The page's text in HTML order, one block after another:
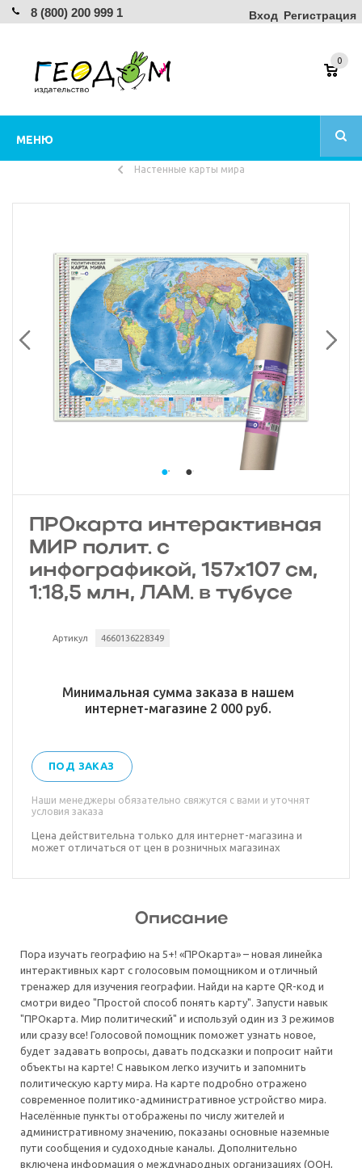
8 (800) 200 999 1 Вход Регистрация
МЕНЮ
0
Настенные карты мира
ПРОкарта интерактивная
МИР полит. с
инфографикой, 157х107 см,
1:18,5 млн, ЛАМ. в тубусе
Артикул 4660136228349
Минимальная сумма заказа в нашем
интернет-магазине 2 000 руб.
ПОД ЗАКАЗ
Наши менеджеры обязательно свяжутся с вами и уточнят
условия заказа
Цена действительна только для интернет-магазина и
может отличаться от цен в розничных магазинах
Описание
Пора изучать географию на 5+! «ПРОкарта» – новая линейка
интерактивных карт с голосовым помощником и отличный
тренажер для изучения географии. Найди на карте QR-код и
смотри видео "Простой способ понять карту". Запусти навык
"ПРОкарта. Мир политический" и используй один из 3 режимов
или сразу все! Голосовой помощник поможет узнать новое,
будет задавать вопросы, давать подсказки и попросит найти
объекты на карте! С навыком легко изучить и запомнить
политическую карту мира. На карте подробно отражено
современное политико-административное устройство мира.
Населённые пункты отображены по числу жителей и
административному значению, показаны основные наземные
пути сообщения и судоходные каналы. Дополнительно
включена информация о международных организациях (ООН,